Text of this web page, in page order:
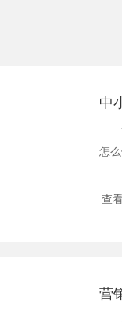
中
下
怎
查